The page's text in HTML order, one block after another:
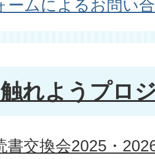
ームによるお問い
れようプロ
書交換会2025・